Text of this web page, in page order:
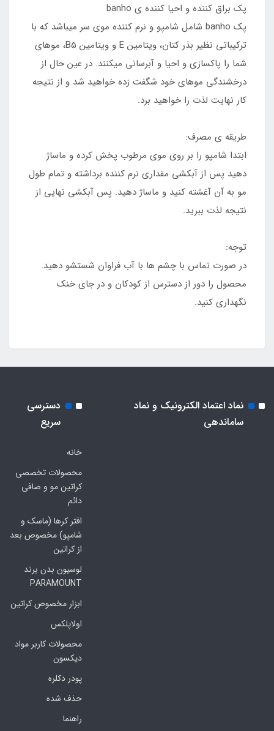
پک براق کننده و احیا کننده ی banho
پک banho شامل شامپو و نرم کننده موی سر میباشد که با
ترکیباتی نظیر بذر کتان، ویتامین E و ویتامین B5، موهای
شما را پاکسازی و احیا و آبرسانی میکنند. در عین حال از
درخشندگی موهای خود شگفت زده خواهید شد و از نتیجه
کار نهایت لذت را خواهید برد.
طریقه ی مصرف:
ابتدا شامپو را بر روی موی مرطوب پخش کرده و ماساژ
دهید پس از آبکشی مقداری نرم کننده برداشته و تمام طول
مو به آن آغشته کنید و ماساژ دهید. پس آبکشی نهایی از
نتیجه لذت ببرید.
توجه:
در صورت تماس با چشم ها با آب فراوان شستشو دهید.
محصول را دور از دسترس از کودکان و در جای خنک
نگهداری کنید.
نماد اعتماد الکترونیک و نماد
ساماندهی
دسترسی
سریع
خانه
محصولات تخصصی
کراتین مو و صافی
دائم
افتر کرها (ماسک و
شامپو) مخصوص بعد
از کراتین
لوسیون بدن برند
PARAMOUNT
ابزار مخصوص کراتین
اولاپلکس
محصولات کاربر مواد
دیکسون
پودر دکلره
حذف شده
راهنما